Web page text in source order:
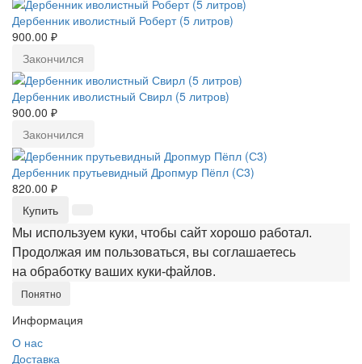
Дербенник иволистный Роберт (5 литров)
900.00 ₽
Закончился
Дербенник иволистный Свирл (5 литров)
900.00 ₽
Закончился
Дербенник прутьевидный Дропмур Пёпл (С3)
820.00 ₽
Купить
Мы используем куки, чтобы сайт хорошо работал.
Продолжая им пользоваться, вы соглашаетесь
на обработку ваших куки‑файлов.
Понятно
Информация
О нас
Доставка